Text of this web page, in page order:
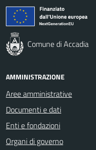
Comune di Accadia
AMMINISTRAZIONE
Aree amministrative
Documenti e dati
Enti e fondazioni
Organi di governo